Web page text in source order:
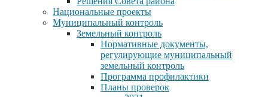
Национальные проекты
Муниципальный контроль
Земельный контроль
Нормативные документы,
регулирующие муниципальный
земельный контроль
Программа профилактики
Планы проверок